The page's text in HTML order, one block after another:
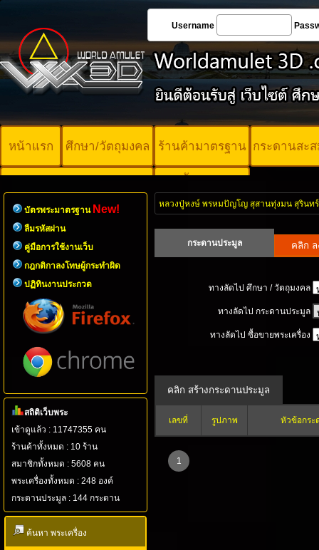
Username
หน้าแรก ศึกษา/วัตถุมงคล ร้านค้ามาตรฐาน กระดานสะ
บัตรพระ
มาตรฐาน
บัตรพระมาตรฐาน New!
ลืมรหัสผ่าน
คู่มือการใช้งานเว็บ
กฎกติกาลงโทษผู้กระทำผิด
ปฏิทินงานประกวด
สถิติเว็บพระ
เข้าดูแล้ว : 11747355 คน
ร้านค้าทั้งหมด : 10 ร้าน
สมาชิกทั้งหมด : 5608 คน
พระเครื่องทั้งหมด : 248 องค์
กระดานประมูล : 144 กระดาน
ค้นหา พระเครื่อง
หลวงปู่หงษ์ พรหมปัญโญ สุสานทุ่งมน สุรินทร์
กระดานประมูล
ทางลัดไป ศึกษา / วัตถุมงคล
ทางลัดไป กระดานประมูล
ทางลัดไป ซื้อขายพระเครื่อง
เลขที่ รูปภาพ หัวข้อกระ
1